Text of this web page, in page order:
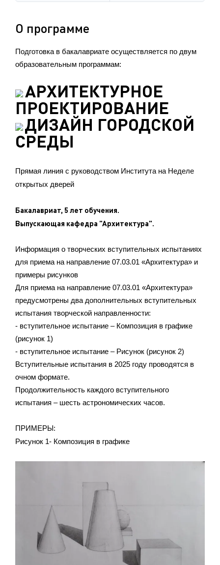
О программе
Подготовка в бакалавриате осуществляется по двум
образовательным программам:
АРХИТЕКТУРНОЕ
ПРОЕКТИРОВАНИЕ
ДИЗАЙН ГОРОДСКОЙ
СРЕДЫ
Прямая линия с руководством Института на Неделе
открытых дверей
Бакалавриат, 5 лет обучения.
Выпускающая кафедра "Архитектура".
Информация о творческих вступительных испытаниях
для приема на направление 07.03.01 «Архитектура» и
примеры рисунков
Для приема на направление 07.03.01 «Архитектура»
предусмотрены два дополнительных вступительных
испытания творческой направленности:
- вступительное испытание – Композиция в графике
(рисунок 1)
- вступительное испытание – Рисунок (рисунок 2)
Вступительные испытания в 2025 году проводятся в
очном формате.
Продолжительность каждого вступительного
испытания – шесть астрономических часов.
ПРИМЕРЫ:
Рисунок 1- Композиция в графике